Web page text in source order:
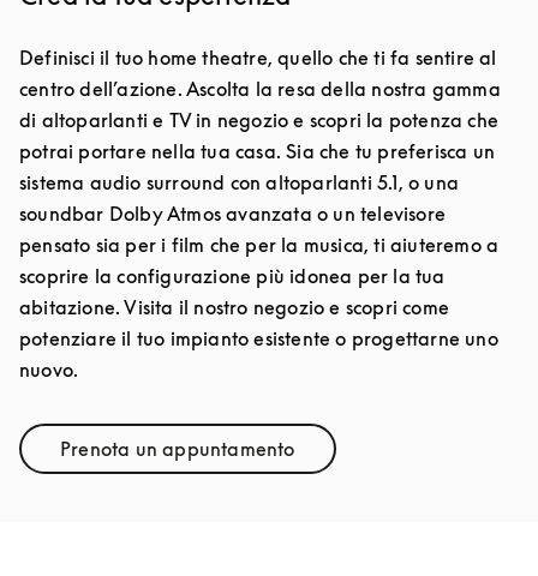
Definisci il tuo home theatre, quello che ti fa sentire al
centro dell’azione. Ascolta la resa della nostra gamma
di altoparlanti e TV in negozio e scopri la potenza che
potrai portare nella tua casa. Sia che tu preferisca un
sistema audio surround con altoparlanti 5.1, o una
soundbar Dolby Atmos avanzata o un televisore
pensato sia per i film che per la musica, ti aiuteremo a
scoprire la configurazione più idonea per la tua
abitazione. Visita il nostro negozio e scopri come
potenziare il tuo impianto esistente o progettarne uno
nuovo.
Prenota un appuntamento
Link Opens in New Tab